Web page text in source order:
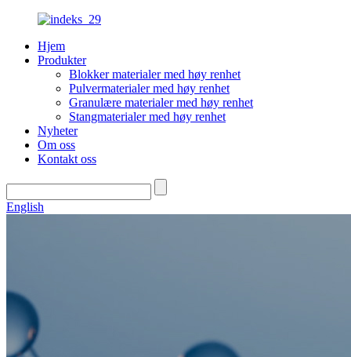
Hjem
Produkter
Blokker materialer med høy renhet
Pulvermaterialer med høy renhet
Granulære materialer med høy renhet
Stangmaterialer med høy renhet
Nyheter
Om oss
Kontakt oss
English